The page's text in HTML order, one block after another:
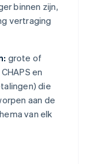
binnen zijn,
vertraging
grote of
en
die
aan de
van elk